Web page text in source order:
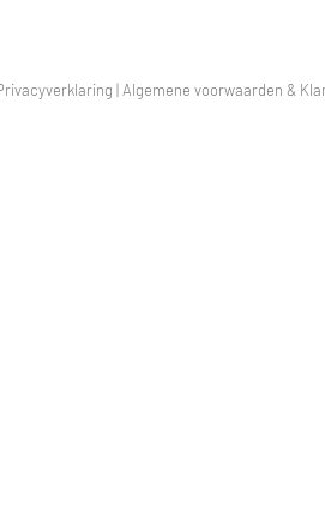
| Algemene voorwaarden &